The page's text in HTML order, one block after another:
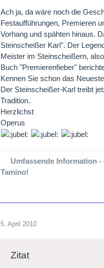
Ach ja, da wäre noch die
Festaufführungen, Premieren
Vorhang und spähten hinaus.
Steinscheißer Karl". Der
Meister im Steinscheißern,
Buch "Premierenfieber"
Kennen Sie schon das
Der Steinscheißer-Karl treibt
Tradition.
Herzlichst
Operus
Umfassende Information
Tamino!
5. April 2010
Zitat